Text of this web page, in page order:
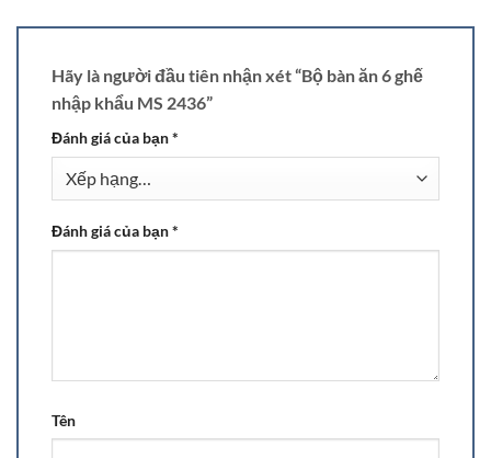
Hãy là người đầu tiên nhận xét “Bộ bàn ăn 6 ghế
nhập khẩu MS 2436”
Đánh giá của bạn*
Đánh giá của bạn*
Tên